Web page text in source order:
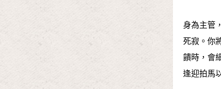
身為主管
死寂。你
饋時，會
逢迎拍馬